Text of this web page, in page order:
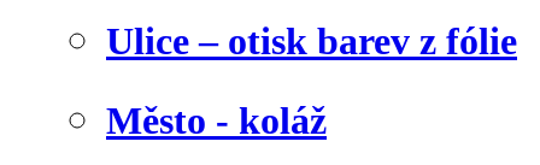
Ulice – otisk barev z fólie
Město - koláž